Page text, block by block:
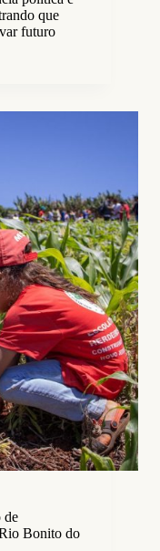
que
futuro
de
Bonito do